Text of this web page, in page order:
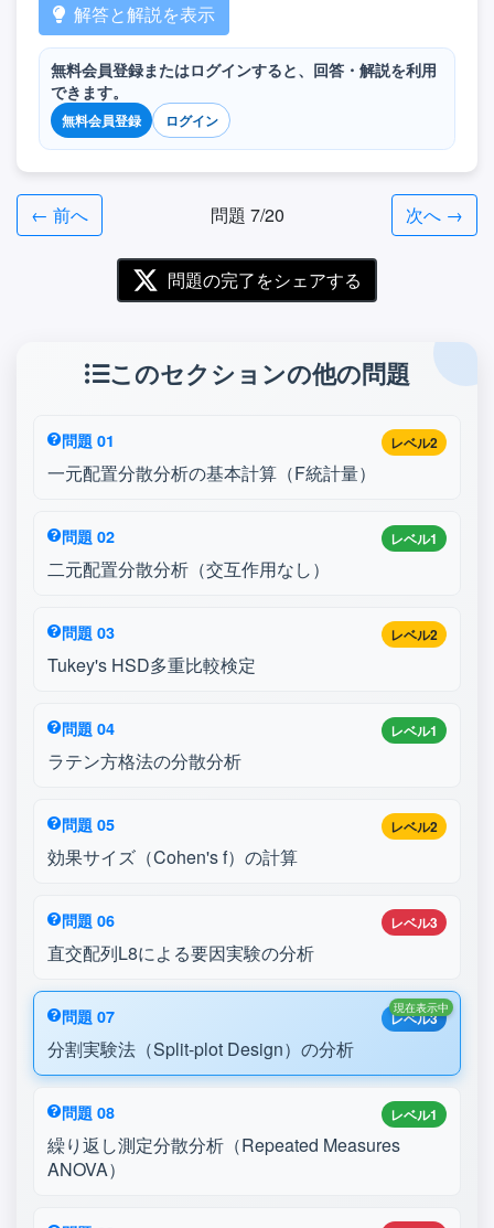
解答と解説を表示
無料会員登録またはログインすると、回答・解説を利用
できます。
無料会員登録 ログイン
← 前へ 問題 7/20 次へ →
問題の完了をシェアする
このセクションの他の問題
レベル2
問題 01
一元配置分散分析の基本計算（F統計量）
レベル1
問題 02
二元配置分散分析（交互作用なし）
レベル2
問題 03
Tukey's HSD多重比較検定
レベル1
問題 04
ラテン方格法の分散分析
レベル2
問題 05
効果サイズ（Cohen's f）の計算
レベル3
問題 06
直交配列L8による要因実験の分析
レベル3
問題 07
分割実験法（Split-plot Design）の分析
現在表示中
レベル1
問題 08
繰り返し測定分散分析（Repeated Measures
ANOVA）